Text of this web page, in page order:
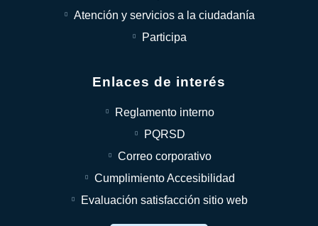
Atención y servicios a la ciudadanía
Participa
Enlaces de interés
Reglamento interno
PQRSD
Correo corporativo
Cumplimiento Accesibilidad
Evaluación satisfacción sitio web